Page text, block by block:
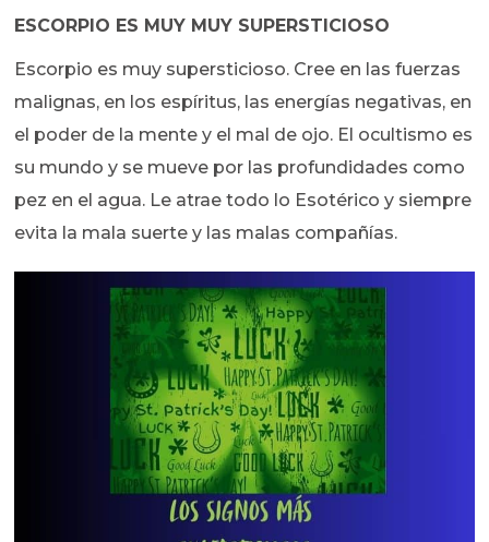
ESCORPIO ES MUY MUY SUPERSTICIOSO
Escorpio es muy supersticioso. Cree en las fuerzas
malignas, en los espíritus, las energías negativas, en
el poder de la mente y el mal de ojo. El ocultismo es
su mundo y se mueve por las profundidades como
pez en el agua. Le atrae todo lo Esotérico y siempre
evita la mala suerte y las malas compañías.